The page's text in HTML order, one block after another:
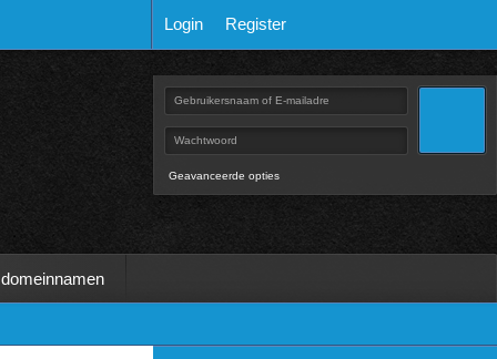
Login Register
Geavanceerde opties